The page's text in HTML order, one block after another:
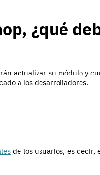
¿qué
actualizar su módulo y
a los desarrolladores.
de los usuarios, es decir,